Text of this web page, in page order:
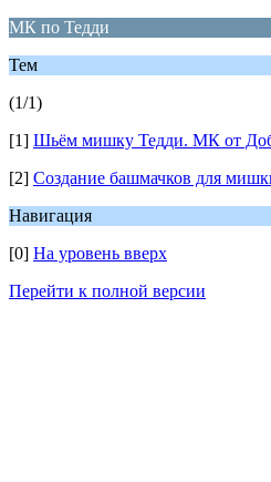
МК по Тедди
Тем
(1/1)
[1] Шьём мишку Тедди. МК от
[2] Создание башмачков для
Навигация
[0] На уровень вверх
Перейти к полной версии